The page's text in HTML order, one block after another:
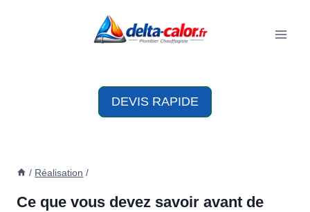
DEVIS RAPIDE
/ Réalisation /
Ce que vous devez savoir avant de